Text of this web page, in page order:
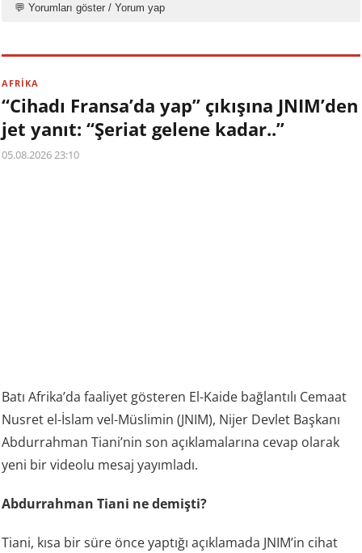
💬 Yorumları göster / Yorum yap
AFRİKA
“Cihadı Fransa’da yap” çıkışına JNIM’den
jet yanıt: “Şeriat gelene kadar..”
05.08.2026 23:10
Batı Afrika’da faaliyet gösteren El-Kaide bağlantılı Cemaat
Nusret el-İslam vel-Müslimin (JNIM), Nijer Devlet Başkanı
Abdurrahman Tiani’nin son açıklamalarına cevap olarak
yeni bir videolu mesaj yayımladı.
Abdurrahman Tiani ne demişti?
Tiani, kısa bir süre önce yaptığı açıklamada JNIM’in cihat